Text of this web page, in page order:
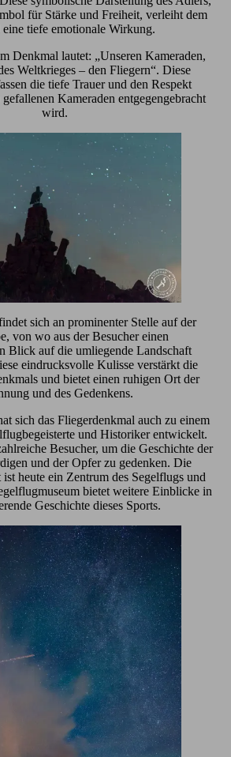
für Stärke und Freiheit, verleiht dem
tiefe emotionale Wirkung.
Denkmal lautet: „Unseren Kameraden,
Weltkrieges – den Fliegern“. Diese
die tiefe Trauer und den Respekt
Kameraden entgegengebracht
wird.
sich an prominenter Stelle auf der
von wo aus der Besucher einen
Blick auf die umliegende Landschaft
eindrucksvolle Kulisse verstärkt die
und bietet einen ruhigen Ort der
und des Gedenkens.
sich das Fliegerdenkmal auch zu einem
und Historiker entwickelt.
Besucher, um die Geschichte der
und der Opfer zu gedenken. Die
ist heute ein Zentrum des Segelflugs und
bietet weitere Einblicke in
Geschichte dieses Sports.